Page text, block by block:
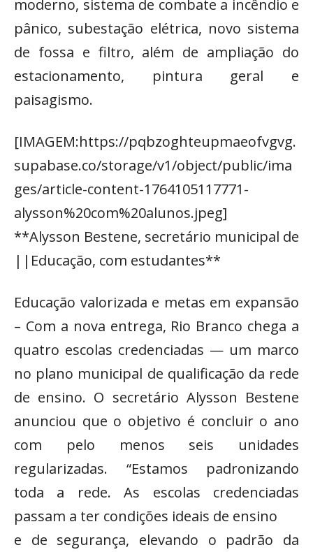
moderno, sistema de combate a incêndio e
pânico, subestação elétrica, novo sistema
de fossa e filtro, além de ampliação do
estacionamento, pintura geral e
paisagismo.
[IMAGEM:https://pqbzoghteupmaeofvgvg.
supabase.co/storage/v1/object/public/ima
ges/article-content-1764105117771-
alysson%20com%20alunos.jpeg]
**Alysson Bestene, secretário municipal de
||Educação, com estudantes**
Educação valorizada e metas em expansão
– Com a nova entrega, Rio Branco chega a
quatro escolas credenciadas — um marco
no plano municipal de qualificação da rede
de ensino. O secretário Alysson Bestene
anunciou que o objetivo é concluir o ano
com pelo menos seis unidades
regularizadas. “Estamos padronizando
toda a rede. As escolas credenciadas
passam a ter condições ideais de ensino
e de segurança, elevando o padrão da